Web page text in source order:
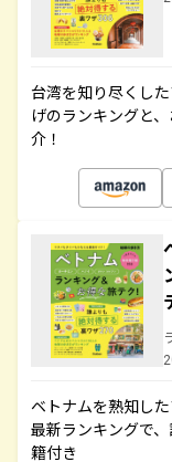
台湾を知り尽くし
げのランキングと
介！
ベトナムを熟知し
最新ランキングで
籍付き